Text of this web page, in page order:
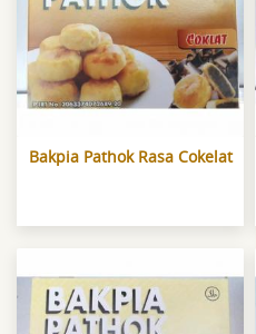
Bakpia Pathok Rasa Cokelat